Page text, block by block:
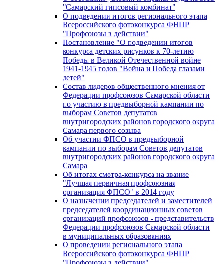
"Самарский гипсовый комбинат"
О подведении итогов регионального этапа
Всероссийского фотоконкурса ФНПР
"Профсоюзы в действии"
Постановление "О подведении итогов
конкурса детских рисунков к 70-летию
Победы в Великой Отечественной войне
1941-1945 годов "Война и Победа глазами
детей"
Состав лидеров общественного мнения от
Федерации профсоюзов Самарской области
по участию в предвыборной кампании по
выборам Советов депутатов
внутригородских районов городского округа
Самара первого созыва
Об участии ФПСО в предвыборной
кампании по выборам Советов депутатов
внутригородских районов городского округа
Самара
Об итогах смотра-конкурса на звание
"Лучшая первичная профсоюзная
организация ФПСО" в 2014 году
О назначении председателей и заместителей
председателей координационных советов
организаций профсоюзов - представительств
Федерации профсоюзов Самарской области
в муниципальных образованиях
О проведении регионального этапа
Всероссийского фотоконкурса ФНПР
"Профсоюзы в действии"